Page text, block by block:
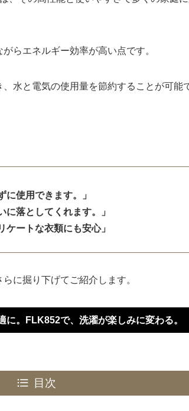
らエネルギー効率が高い点です。
水と電気の使用量を節約することが可能
に使用できます。」
に落としてくれます。」
ケートな衣類にも安心」
に掘り下げてご紹介します。
に。FLK852で、洗濯が楽しみに変わる。
目次